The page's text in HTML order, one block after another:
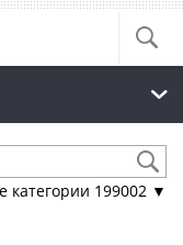
категории 199002 ▼